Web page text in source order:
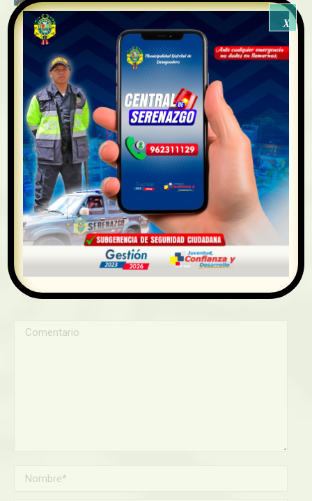
🐶💉 ¡𝐂𝐀𝐌𝐏𝐀Ñ𝐀 𝐆𝐑𝐀𝐓𝐔𝐈𝐓𝐀 𝐃𝐄
𝐕𝐀𝐂𝐔𝐍𝐀𝐂𝐈Ó𝐍 𝐀𝐍𝐓𝐈𝐑𝐑Á𝐁𝐈𝐂𝐀
𝐂𝐀𝐍𝐈𝐍𝐀!🐾
agosto 4, 2026
🌿✨ 𝐀𝐆𝐎𝐒𝐓𝐎: 𝐌𝐄𝐒 𝐃𝐄 𝐋𝐀
𝐏𝐀𝐂𝐇𝐀𝐌𝐀𝐌𝐀, 𝐍𝐔𝐄𝐒𝐓𝐑𝐀 𝐌𝐀𝐃𝐑𝐄
𝐓𝐈𝐄𝐑𝐑𝐀 ✨🌿
agosto 1, 2026
Deja una respuesta
Tu dirección de correo electrónico no será publicada. Los campos
Comentario
Nombre *
X